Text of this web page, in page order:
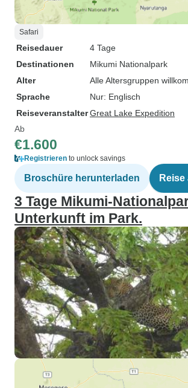
Safari
Reisedauer
4 Tage
Destinationen
Mikumi Nationalpark
Alter
Alle Altersgruppen
Sprache
Nur: Englisch
ReiseveranstalterGreat Lake Expedition
Ab
€1.600
Registrieren to unlock savings
Broschüre herunterladen
3 Tage Mikumi-
Unterkunft im Park.